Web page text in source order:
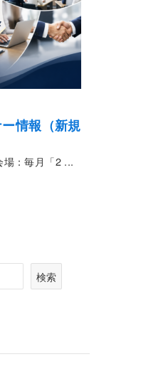
情報（新規
場：毎月「2 ...
検索